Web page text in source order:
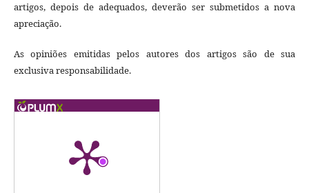
artigos, depois de adequados, deverão ser submetidos a nova
apreciação.
As opiniões emitidas pelos autores dos artigos são de sua
exclusiva responsabilidade.